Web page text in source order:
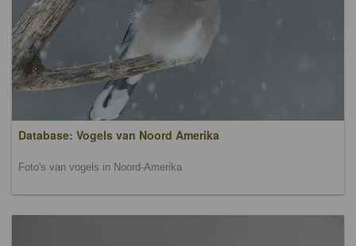
Database: Vogels van Noord Amerika
Foto's van vogels in Noord-Amerika